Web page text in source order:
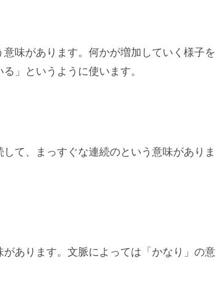
味があります。何かが増加していく様子を
」というように使います。
て、まっすぐな連続のという意味がありま
あります。文脈によっては「かなり」の意